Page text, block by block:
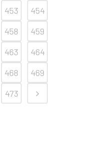
453
454
458
459
463
464
468
469
473